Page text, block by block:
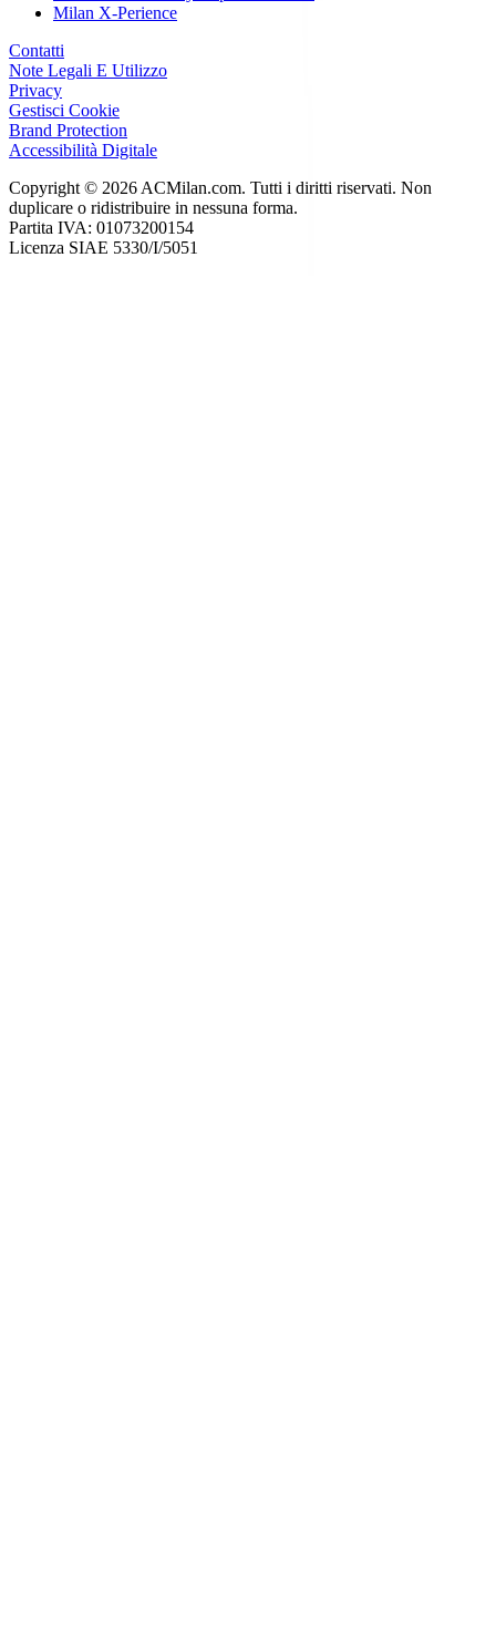
Milan X-Perience
Contatti
Note Legali E Utilizzo
Privacy
Gestisci Cookie
Brand Protection
Accessibilità Digitale
Copyright © 2026 ACMilan.com. Tutti i diritti riservati. Non
duplicare o ridistribuire in nessuna forma.
Partita IVA: 01073200154
Licenza SIAE 5330/I/5051